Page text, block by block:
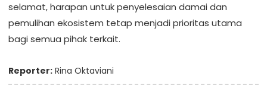
selamat, harapan untuk penyelesaian damai dan
pemulihan ekosistem tetap menjadi prioritas utama
bagi semua pihak terkait.
Reporter: Rina Oktaviani